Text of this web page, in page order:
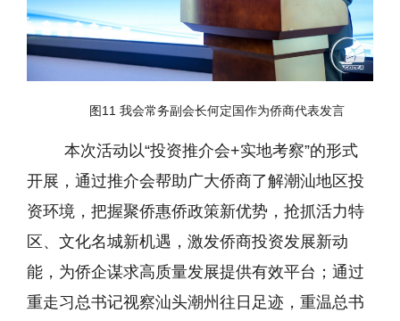
图11 我会常务副会长何定国作为侨商代表发言
本次活动以“投资推介会+实地考察”的形式
开展，通过推介会帮助广大侨商了解潮汕地区投
资环境，把握聚侨惠侨政策新优势，抢抓活力特
区、文化名城新机遇，激发侨商投资发展新动
能，为侨企谋求高质量发展提供有效平台；通过
重走习总书记视察汕头潮州往日足迹，重温总书